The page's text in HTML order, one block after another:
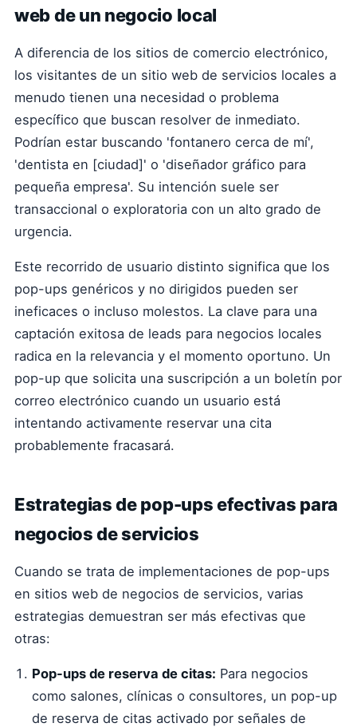
web de un negocio local
A diferencia de los sitios de comercio electrónico,
los visitantes de un sitio web de servicios locales a
menudo tienen una necesidad o problema
específico que buscan resolver de inmediato.
Podrían estar buscando 'fontanero cerca de mí',
'dentista en [ciudad]' o 'diseñador gráfico para
pequeña empresa'. Su intención suele ser
transaccional o exploratoria con un alto grado de
urgencia.
Este recorrido de usuario distinto significa que los
pop-ups genéricos y no dirigidos pueden ser
ineficaces o incluso molestos. La clave para una
captación exitosa de leads para negocios locales
radica en la relevancia y el momento oportuno. Un
pop-up que solicita una suscripción a un boletín por
correo electrónico cuando un usuario está
intentando activamente reservar una cita
probablemente fracasará.
Estrategias de pop-ups efectivas para
negocios de servicios
Cuando se trata de implementaciones de pop-ups
en sitios web de negocios de servicios, varias
estrategias demuestran ser más efectivas que
otras:
Pop-ups de reserva de citas: Para negocios
como salones, clínicas o consultores, un pop-up
de reserva de citas activado por señales de